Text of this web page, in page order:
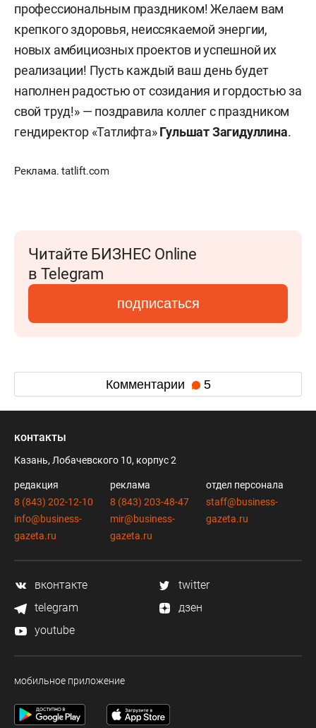
профессиональным праздником! Желаем вам
крепкого здоровья, неиссякаемой энергии,
новых амбициозных проектов и успешной их
реализации! Пусть каждый ваш день будет
наполнен радостью от созидания и гордостью за
свой труд!» — поздравила коллег с праздником
гендиректор «Татлифта»Гульшат Загидуллина.
Реклама. tatlift.com
Читайте БИЗНЕС Online
в Telegram
подписаться
Комментарии 5
контакты
Казань, Лобачевского 10, корпус 2
редакция
8 (843) 202-12-10
info@business-
gazeta.ru
реклама
8 (843) 203-48-47
mir@business-
gazeta.ru
отдел персонала
staff@business-
gazeta.ru
вконтакте
twitter
telegram
дзен
youtube
мобильное приложение